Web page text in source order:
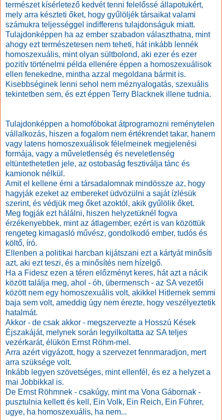
természet kísérletező kedvét tenni felelőssé állapotukért,
mely arra készteti őket, hogy gyűlöljék társaikat valami
számukra teljességgel indifferens tulajdonságuk miatt.
Tulajdonképpen ha az ember szabadon választhatna, mint
ahogy ezt természetesen nem teheti, hát inkább lennék
homoszexuális, mint olyan sültbolond, aki ezer és ezer
pozitív történelmi példa ellenére éppen a homoszexuálisok
ellen fenekedne, mintha azzal megoldana bármit is.
Kisebbséginek lenni sehol nem méznyalogatás, szexuális
tekintetben sem, és ezt éppen Terry Blacknek illene tudnia.
Tulajdonképpen a homofóbokat átprogramozni reménytelen
vállalkozás, hiszen a fogalom nem értékrendet takar, hanem
vagy latens homoszexuálisok félelmeinek megjelenési
formája, vagy a műveletlenség és neveletlenség
eltüntethetetlen jele, az ostobaság fesztiválja tánc és
kamionok nélkül.
Amit el kellene érni a társadalomnak mindössze az, hogy
hagyják ezeket az embereket üdvözülni a saját ízlésük
szerint, és védjük meg őket azoktól, akik gyűlölik őket.
Meg fogják ezt hálálni, hiszen helyzetüknél fogva
érzékenyebbek, mint az átlagember, ezért is van közöttük
rengeteg kimagasló művész, gondolkodó ember, tudós és
költő, író.
Ellenben a politikai harcban kijátszani ezt a kártyát minősíti
azt, aki ezt teszi, és a minősítés nem hízelgő.
Ha a Fidesz ezen a téren előzményt keres, hát azt a nácik
között találja meg, ahol - óh, übermensch - az SA vezetői
között nem egy homoszexuális volt, akikkel Hitlernek semmi
baja sem volt, ameddig úgy nem érezte, hogy veszélyeztetik
hatalmát.
Akkor - de csak akkor - megszervezte a Hosszú Kések
Éjszakáját, melynek során legyilkoltatta az SA teljes
vezérkarát, élükön Ernst Röhm-mel.
Arra azért vigyázott, hogy a szervezet fennmaradjon, mert
arra szüksége volt.
Inkább legyen szövetséges, mint ellenfél, és ez a helyzet a
mai Jobbikkal is.
De Ernst Röhmnek - csakúgy, mint ma Vona Gábornak -
pusztulnia kellett és kell, Ein Volk, Ein Reich, Ein Führer,
ugye, ha homoszexuális, ha nem...